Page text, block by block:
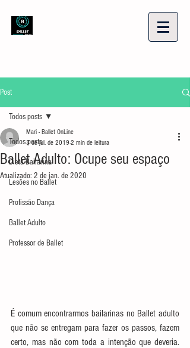
Post
Todos posts
Dieta Bailarina
Lesões no Ballet
Profissão Dança
Ballet Adulto
Professor de Ballet
Todos posts
Ballet Adulto: Ocupe seu espaço
Mari - Ballet OnLine
3 de jul. de 2019 2 min de leitura
Atualizado: 2 de jan. de 2020
É comum encontrarmos bailarinas no Ballet adulto
que não se entregam para fazer os passos, fazem
certo, mas não com toda a intenção que deveria.